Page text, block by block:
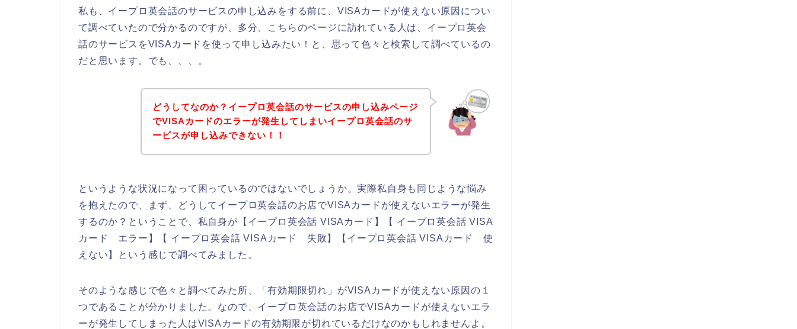
私も、イープロ英会話のサービスの申し込みをする前に、VISAカードが使えない原因につい
て調べていたので分かるのですが、多分、こちらのページに訪れている人は、イープロ英会
話のサービスをVISAカードを使って申し込みたい！と、思って色々と検索して調べているの
だと思います。でも、、、。
どうしてなのか？イープロ英会話のサービスの申し込みページ
でVISAカードのエラーが発生してしまいイープロ英会話のサ
ービスが申し込みできない！！
というような状況になって困っているのではないでしょうか。実際私自身も同じような悩み
を抱えたので、まず、どうしてイープロ英会話のお店でVISAカードが使えないエラーが発生
するのか？ということで、私自身が【イープロ英会話 VISAカード】【 イープロ英会話 VISA
カード エラー】【 イープロ英会話 VISAカード 失敗】【イープロ英会話 VISAカード 使
えない】という感じで調べてみました。
そのような感じで色々と調べてみた所、「有効期限切れ」がVISAカードが使えない原因の１
つであることが分かりました。なので、イープロ英会話のお店でVISAカードが使えないエラ
ーが発生してしまった人はVISAカードの有効期限が切れているだけなのかもしれませんよ。